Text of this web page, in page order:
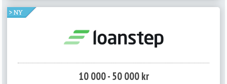
10 000 - 50 000 kr